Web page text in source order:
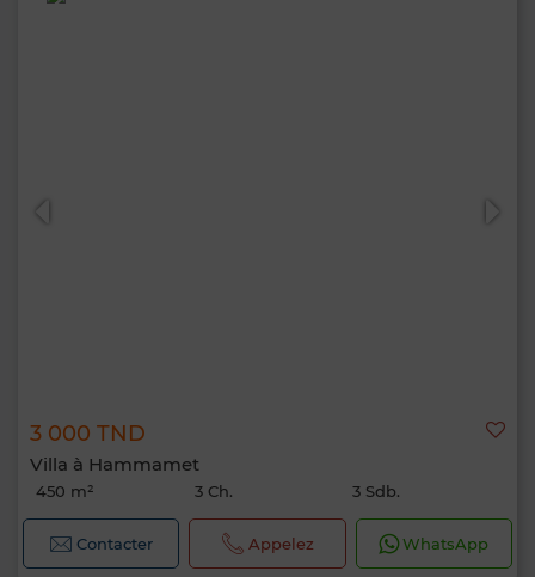
3 000 TND
Villa à Hammamet
450 m² 3 Ch. 3 Sdb.
Contacter Appelez WhatsApp